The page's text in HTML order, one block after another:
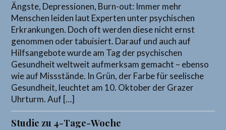
Ängste, Depressionen, Burn-out: Immer mehr
Menschen leiden laut Experten unter psychischen
Erkrankungen. Doch oft werden diese nicht ernst
genommen oder tabuisiert. Darauf und auch auf
Hilfsangebote wurde am Tag der psychischen
Gesundheit weltweit aufmerksam gemacht – ebenso
wie auf Missstände. In Grün, der Farbe für seelische
Gesundheit, leuchtet am 10. Oktober der Grazer
Uhrturm. Auf […]
Studie zu 4-Tage-Woche